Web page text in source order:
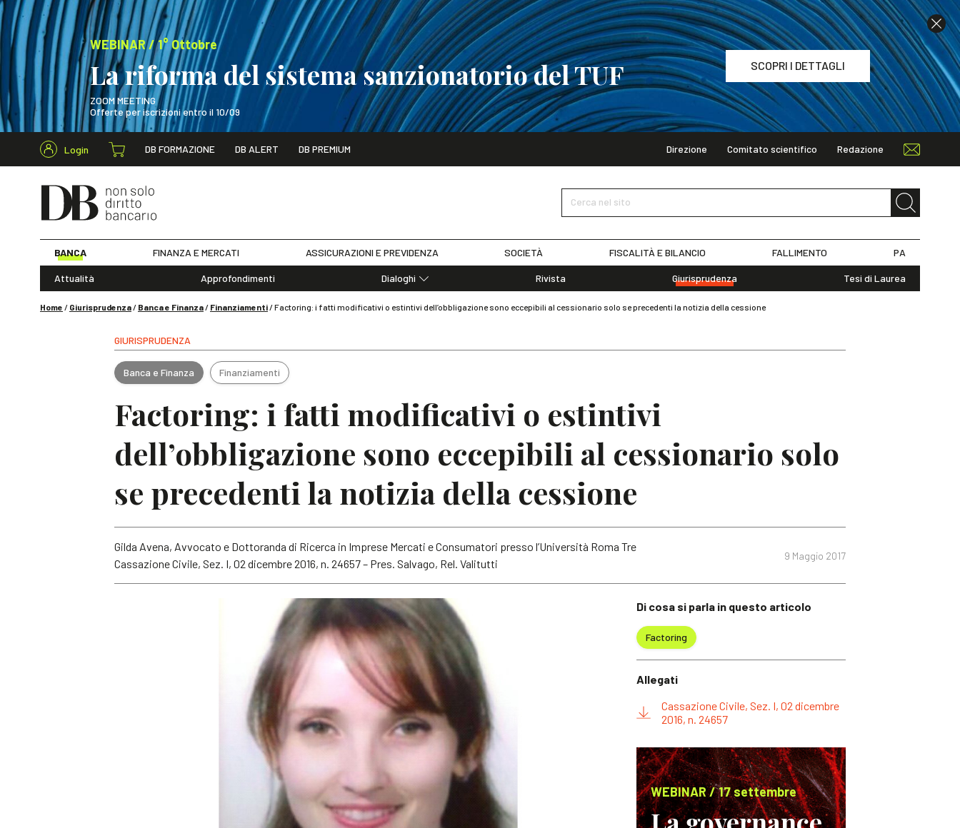
WEBINAR / 1° Ottobre
La riforma del sistema sanzionatorio del TUF
ZOOM MEETING
Offerte per iscrizioni entro il 10/09
SCOPRI I DETTAGLI
WEBINAR / 1° Ottobre
Login DB FORMAZIONE DB ALERT DB PREMIUM Direzione Comitato scientifico Redazione
Cerca nel sito
BANCA FINANZA E MERCATI ASSICURAZIONI E PREVIDENZA SOCIETÀ FISCALITÀ E BILANCIO FALLIMENTO PA
Attualità Approfondimenti
Dialoghi
Rivista Giurisprudenza Tesi di Laurea
Home / Giurisprudenza/ Banca e Finanza/ Finanziamenti/Factoring: i fatti modificativi o estintivi dell’obbligazione sono eccepibili al cessionario solo se precedenti la notizia della cessione
GIURISPRUDENZA
Banca e Finanza Finanziamenti
Factoring: i fatti modificativi o estintivi
dell’obbligazione sono eccepibili al cessionario solo
se precedenti la notizia della cessione
9 Maggio 2017
Gilda Avena, Avvocato e Dottoranda di Ricerca in Imprese Mercati e Consumatori presso l’Università Roma Tre
Cassazione Civile, Sez. I, 02 dicembre 2016, n. 24657 – Pres. Salvago, Rel. Valitutti
Di cosa si parla in questo articolo
Factoring
Allegati
Cassazione Civile, Sez. I, 02 dicembre
2016, n. 24657
WEBINAR / 17 settembre